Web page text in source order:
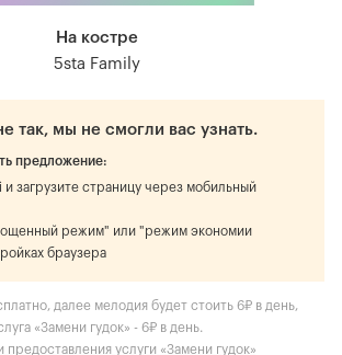
На костре
5sta Family
так, мы не смогли вас узнать.
предложение:
и загрузите страницу через мобильный
режим" или "режим экономии
браузера
далее мелодия будет стоить 6₽ в день,
«Замени гудок» - 6₽ в день.
предоставления услуги «Замени гудок»